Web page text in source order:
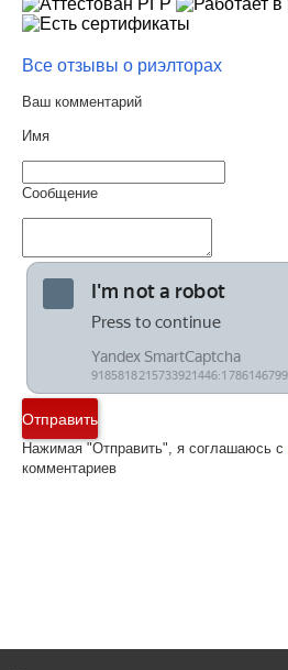
Все отзывы о риэлторах
Ваш комментарий
Имя
Сообщение
Отправить
Нажимая "Отправить", я соглашаюсь с
комментариев